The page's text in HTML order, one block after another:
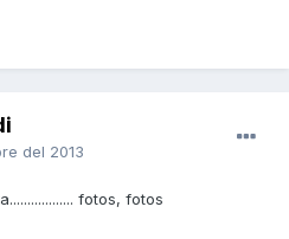
del 2013
fotos, fotos